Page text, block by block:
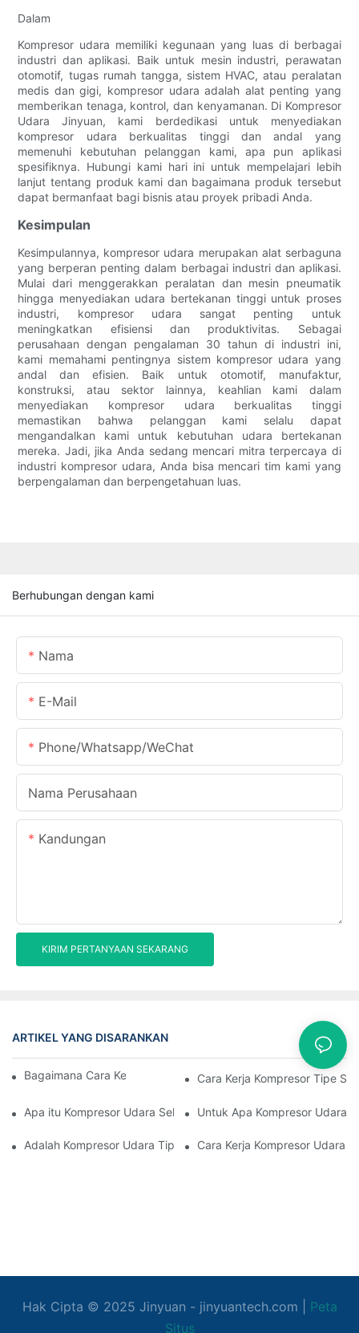
Dalam
Kompresor udara memiliki kegunaan yang luas di berbagai
industri dan aplikasi. Baik untuk mesin industri, perawatan
otomotif, tugas rumah tangga, sistem HVAC, atau peralatan
medis dan gigi, kompresor udara adalah alat penting yang
memberikan tenaga, kontrol, dan kenyamanan. Di Kompresor
Udara Jinyuan, kami berdedikasi untuk menyediakan
kompresor udara berkualitas tinggi dan andal yang
memenuhi kebutuhan pelanggan kami, apa pun aplikasi
spesifiknya. Hubungi kami hari ini untuk mempelajari lebih
lanjut tentang produk kami dan bagaimana produk tersebut
dapat bermanfaat bagi bisnis atau proyek pribadi Anda.
Kesimpulan
Kesimpulannya, kompresor udara merupakan alat serbaguna
yang berperan penting dalam berbagai industri dan aplikasi.
Mulai dari menggerakkan peralatan dan mesin pneumatik
hingga menyediakan udara bertekanan tinggi untuk proses
industri, kompresor udara sangat penting untuk
meningkatkan efisiensi dan produktivitas. Sebagai
perusahaan dengan pengalaman 30 tahun di industri ini,
kami memahami pentingnya sistem kompresor udara yang
andal dan efisien. Baik untuk otomotif, manufaktur,
konstruksi, atau sektor lainnya, keahlian kami dalam
menyediakan kompresor udara berkualitas tinggi
memastikan bahwa pelanggan kami selalu dapat
mengandalkan kami untuk kebutuhan udara bertekanan
mereka. Jadi, jika Anda sedang mencari mitra terpercaya di
industri kompresor udara, Anda bisa mencari tim kami yang
berpengalaman dan berpengetahuan luas.
Berhubungan dengan kami
Nama
E-Mail
Phone/Whatsapp/WeChat
Nama Perusahaan
Kandungan
KIRIM PERTANYAAN SEKARANG
ARTIKEL YANG DISARANKAN Kasus
Bagaimana Cara Kerja Kompresor SekrupCara Kerja Kompresor Tipe
Apa itu Kompresor Udara Sekrup PutarUntuk Apa Kompresor Udara
Adalah Kompresor Udara Tipe Sekrup Yang Tenang
Cara Kerja Kompresor Udara
Hak Cipta © 2025 Jinyuan - jinyuantech.com | Peta
Situs